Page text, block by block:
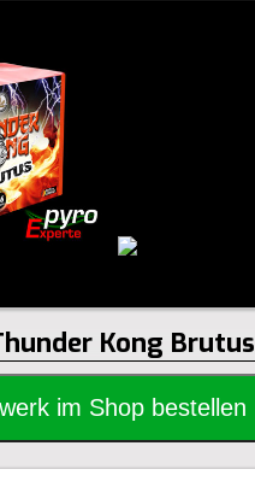
Kong Brutus
im Shop bestellen